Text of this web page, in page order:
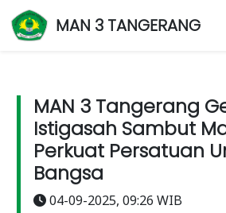
MAN 3 TANGERANG
MAN 3 Tangerang
Istigasah Sambut
Perkuat Persatuan
Bangsa
04-09-2025, 09:26 WIB